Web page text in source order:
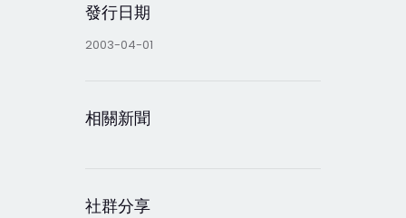
發行日期
2003-04-01
相關新聞
社群分享